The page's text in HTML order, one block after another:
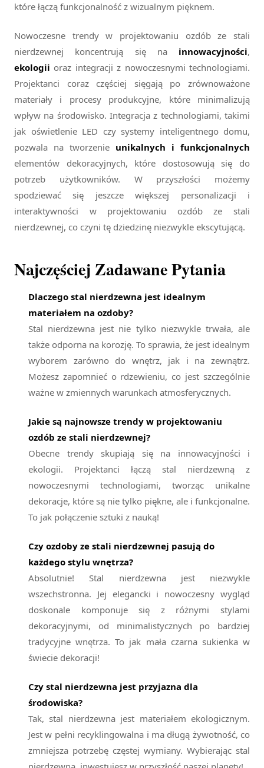
które łączą funkcjonalność z wizualnym pięknem.
Nowoczesne trendy w projektowaniu ozdób ze stali
nierdzewnej koncentrują się na innowacyjności,
ekologii oraz integracji z nowoczesnymi technologiami.
Projektanci coraz częściej sięgają po zrównoważone
materiały i procesy produkcyjne, które minimalizują
wpływ na środowisko. Integracja z technologiami, takimi
jak oświetlenie LED czy systemy inteligentnego domu,
pozwala na tworzenie unikalnych i funkcjonalnych
elementów dekoracyjnych, które dostosowują się do
potrzeb użytkowników. W przyszłości możemy
spodziewać się jeszcze większej personalizacji i
interaktywności w projektowaniu ozdób ze stali
nierdzewnej, co czyni tę dziedzinę niezwykle ekscytującą.
Najczęściej Zadawane Pytania
Dlaczego stal nierdzewna jest idealnym
materiałem na ozdoby?
Stal nierdzewna jest nie tylko niezwykle trwała, ale
także odporna na korozję. To sprawia, że jest idealnym
wyborem zarówno do wnętrz, jak i na zewnątrz.
Możesz zapomnieć o rdzewieniu, co jest szczególnie
ważne w zmiennych warunkach atmosferycznych.
Jakie są najnowsze trendy w projektowaniu
ozdób ze stali nierdzewnej?
Obecne trendy skupiają się na innowacyjności i
ekologii. Projektanci łączą stal nierdzewną z
nowoczesnymi technologiami, tworząc unikalne
dekoracje, które są nie tylko piękne, ale i funkcjonalne.
To jak połączenie sztuki z nauką!
Czy ozdoby ze stali nierdzewnej pasują do
każdego stylu wnętrza?
Absolutnie! Stal nierdzewna jest niezwykle
wszechstronna. Jej elegancki i nowoczesny wygląd
doskonale komponuje się z różnymi stylami
dekoracyjnymi, od minimalistycznych po bardziej
tradycyjne wnętrza. To jak mała czarna sukienka w
świecie dekoracji!
Czy stal nierdzewna jest przyjazna dla
środowiska?
Tak, stal nierdzewna jest materiałem ekologicznym.
Jest w pełni recyklingowalna i ma długą żywotność, co
zmniejsza potrzebę częstej wymiany. Wybierając stal